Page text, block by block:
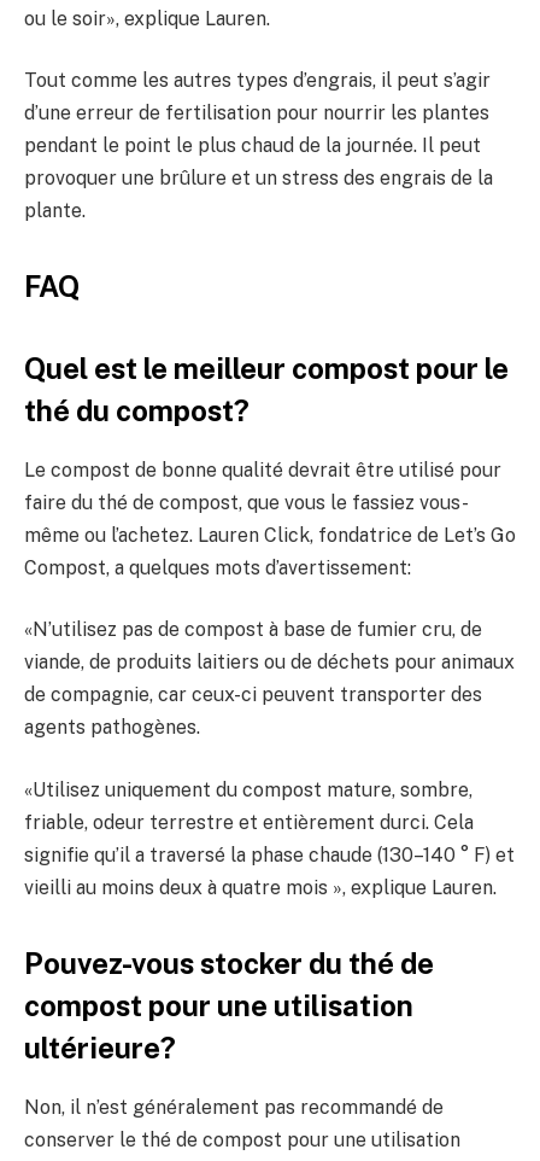
ou le soir», explique Lauren.
Tout comme les autres types d’engrais, il peut s’agir
d’une erreur de fertilisation pour nourrir les plantes
pendant le point le plus chaud de la journée. Il peut
provoquer une brûlure et un stress des engrais de la
plante.
FAQ
Quel est le meilleur compost pour le
thé du compost?
Le compost de bonne qualité devrait être utilisé pour
faire du thé de compost, que vous le fassiez vous-
même ou l’achetez. Lauren Click, fondatrice de Let’s Go
Compost, a quelques mots d’avertissement:
«N’utilisez pas de compost à base de fumier cru, de
viande, de produits laitiers ou de déchets pour animaux
de compagnie, car ceux-ci peuvent transporter des
agents pathogènes.
«Utilisez uniquement du compost mature, sombre,
friable, odeur terrestre et entièrement durci. Cela
signifie qu’il a traversé la phase chaude (130–140 ° F) et
vieilli au moins deux à quatre mois », explique Lauren.
Pouvez-vous stocker du thé de
compost pour une utilisation
ultérieure?
Non, il n’est généralement pas recommandé de
conserver le thé de compost pour une utilisation